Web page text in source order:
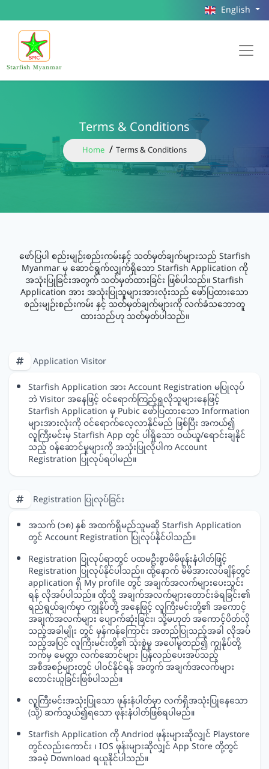
English
Terms & Conditions
Home Terms & Conditions
ဖော်ပြပါ စည်းမျဉ်းစည်းကမ်းနှင့် သတ်မှတ်ချက်များသည် Starfish
Myanmar မှ ဆောင်ရွက်လျှက်ရှိသော Starfish Application ကို
အသုံးပြုခြင်းအတွက် သတ်မှတ်ထားခြင်း ဖြစ်ပါသည်။ Starfish
Application အား အသုံးပြုသူများအားလုံးသည် ဖော်ပြထားသော
စည်းမျဉ်းစည်းကမ်း နှင့် သတ်မှတ်ချက်များကို လက်ခံသဘောတူ
ထားသည်ဟု သတ်မှတ်ပါသည်။
Application Visitor
Starfish Application အား Account Registration မပြုလုပ်
ဘဲ Visitor အနေဖြင့် ဝင်ရောက်ကြည့်ရှုလိုသူများနေဖြင့်
Starfish Application မှ Pubic ဖော်ပြထားသော Information
များအားလုံးကို ဝင်ရောက်လေ့လာနိုင်မည် ဖြစ်ပြီး အကယ်၍
လူကြီးမင်းမှ Starfish App တွင် ပါရှိသော ဝယ်ယူ/ရောင်းချနိုင်
သည့် ဝန်ဆောင်မှုများကို အသုံးပြုလိုပါက Account
Registration ပြုလုပ်ရပါမည်။
Registration ပြုလုပ်ခြင်း
အသက် (၁၈) နှစ် အထက်ရှိမည်သူမဆို Starfish Application
တွင် Account Registration ပြုလုပ်နိုင်ပါသည််။
Registration ပြုလုပ်ရာတွင် ပထမဦးစွာမိမိဖုန်းနံပါတ်ဖြင့်
Registration ပြုလုပ်နိုင်ပါသည်။ ထို့နောက် မိမိအားလပ်ချိန်တွင်
application ရှိ My profile တွင် အချက်အလက်များပေးသွင်း
ရန် လိုအပ်ပါသည်။ ထိုသို့ အချက်အလက်များတောင်းခံရခြင်း၏
ရည်ရွယ်ချက်မှာ ကျွနိုပ်တို့ အနေဖြင့် လူကြီးမင်းတို့၏ အကောင့်
အချက်အလက်များ ပျောက်ဆုံးခြင်း၊ သို့မဟုတ် အကောင့်ပိတ်လို
သည့်အခါမျိုး တွင် မှန်ကန်ကြောင်း အတည်ပြုသည့်အခါ လိုအပ်
သည့်အပြင် လူကြီးမင်းတို့၏ သုံးစွဲမှု အပေါ်မူတည်၍ ကျွနိုပ်တို့
ဘက်မှ မေတ္တာ လက်ဆောင်များ ပြန်လည်ပေးအပ်သည့်
အစီအစဉ်များတွင် ပါဝင်နိုင်ရန် အတွက် အချက်အလက်များ
တောင်းယူခြင်းဖြစ်ပါသည်။
လူကြီးမင်းအသုံးပြုသော ဖုန်းနံပါတ်မှာ လက်ရှိအသုံးပြုနေသော
(သို့) ဆက်သွယ်၍ရသော ဖုန်းနံပါတ်ဖြစ်ရပါမည်။
Starfish Application ကို Andriod ဖုန်းများဆိုလျှင် Playstore
တွင်လည်းကောင်း ၊ IOS ဖုန်းများဆိုလျှင် App Store တို့တွင်
အခမဲ့ Download ရယူနိုင်ပါသည်။